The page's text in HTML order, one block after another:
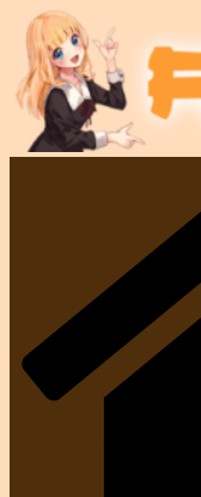
Przejdź
treści